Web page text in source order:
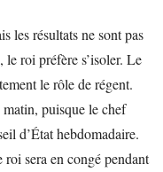
les résultats ne sont pas
le roi préfère s’isoler. Le
le rôle de régent.
puisque le chef
d’État hebdomadaire.
sera en congé pendant